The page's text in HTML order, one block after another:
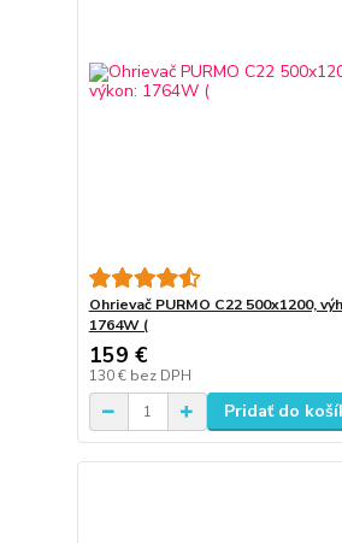
Ohrievač PURMO C22 500x1200,
1764W (
159 €
130 € bez DPH
Pridať do